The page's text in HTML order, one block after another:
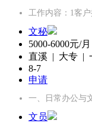
工作内容：1客
文秘
5000-6000元/月
直溪 | 大专 |
8-7
申请
一、日常办公与
文员